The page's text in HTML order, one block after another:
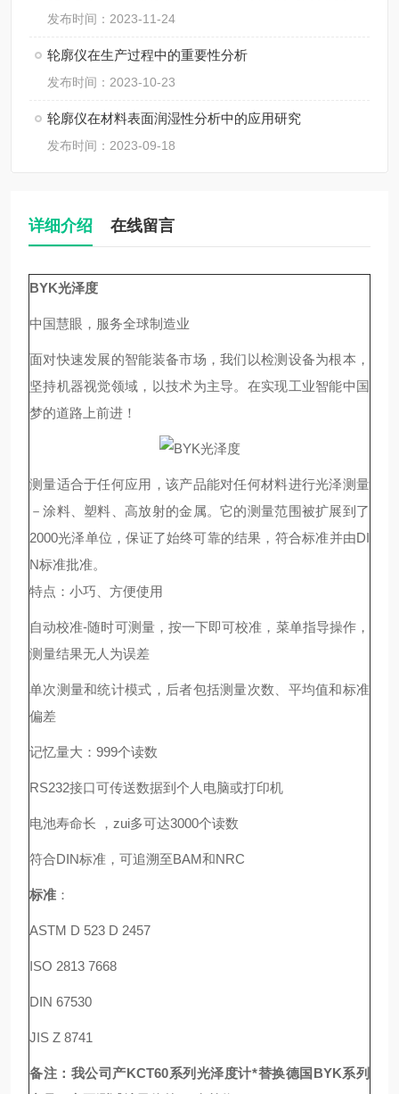
发布时间：2023-11-24
轮廓仪在生产过程中的重要性分析
发布时间：2023-10-23
轮廓仪在材料表面润湿性分析中的应用研究
发布时间：2023-09-18
详细介绍 在线留言
BYK光泽度
中国慧眼，服务全球制造业
面对快速发展的智能装备市场，我们以检测设备为根本，
坚持机器视觉领域，以技术为主导。在实现工业智能中国
梦的道路上前进！
测量适合于任何应用，该产品能对任何材料进行光泽测量
－涂料、塑料、高放射的金属。它的测量范围被扩展到了
2000光泽单位，保证了始终可靠的结果，符合标准并由DI
N标准批准。
特点：小巧、方便使用
自动校准-随时可测量，按一下即可校准，菜单指导操作，
测量结果无人为误差
单次测量和统计模式，后者包括测量次数、平均值和标准
偏差
记忆量大：999个读数
RS232接口可传送数据到个人电脑或打印机
电池寿命长 ，zui多可达3000个读数
符合DIN标准，可追溯至BAM和NRC
标准 ：
ASTM D 523 D 2457
ISO 2813 7668
DIN 67530
JIS Z 8741
备注：我公司产KCT60系列光泽度计*替换德国BYK系列